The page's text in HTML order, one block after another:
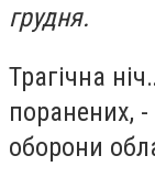
грудня.
Трагічна
поранених,
оборони